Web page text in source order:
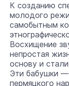
К созданию
молодого
самобытным
Восхищение
непростая
основу и
Эти бабушки
пермяцкого